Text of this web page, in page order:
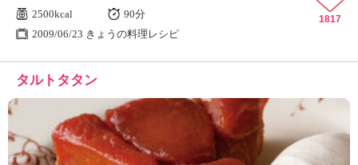
2500kcal
90分
2009/06/23 きょうの料理レシピ
1817
タルトタタン